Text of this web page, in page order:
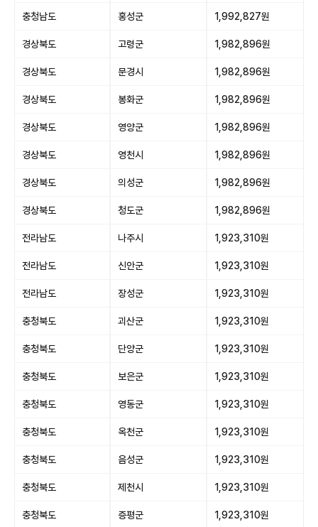
충청남도 홍성군 1,992,827원
경상북도 고령군 1,982,896원
경상북도 문경시 1,982,896원
경상북도 봉화군 1,982,896원
경상북도 영양군 1,982,896원
경상북도 영천시 1,982,896원
경상북도 의성군 1,982,896원
경상북도 청도군 1,982,896원
전라남도 나주시 1,923,310원
전라남도 신안군 1,923,310원
전라남도 장성군 1,923,310원
충청북도 괴산군 1,923,310원
충청북도 단양군 1,923,310원
충청북도 보은군 1,923,310원
충청북도 영동군 1,923,310원
충청북도 옥천군 1,923,310원
충청북도 음성군 1,923,310원
충청북도 제천시 1,923,310원
충청북도 증평군 1,923,310원